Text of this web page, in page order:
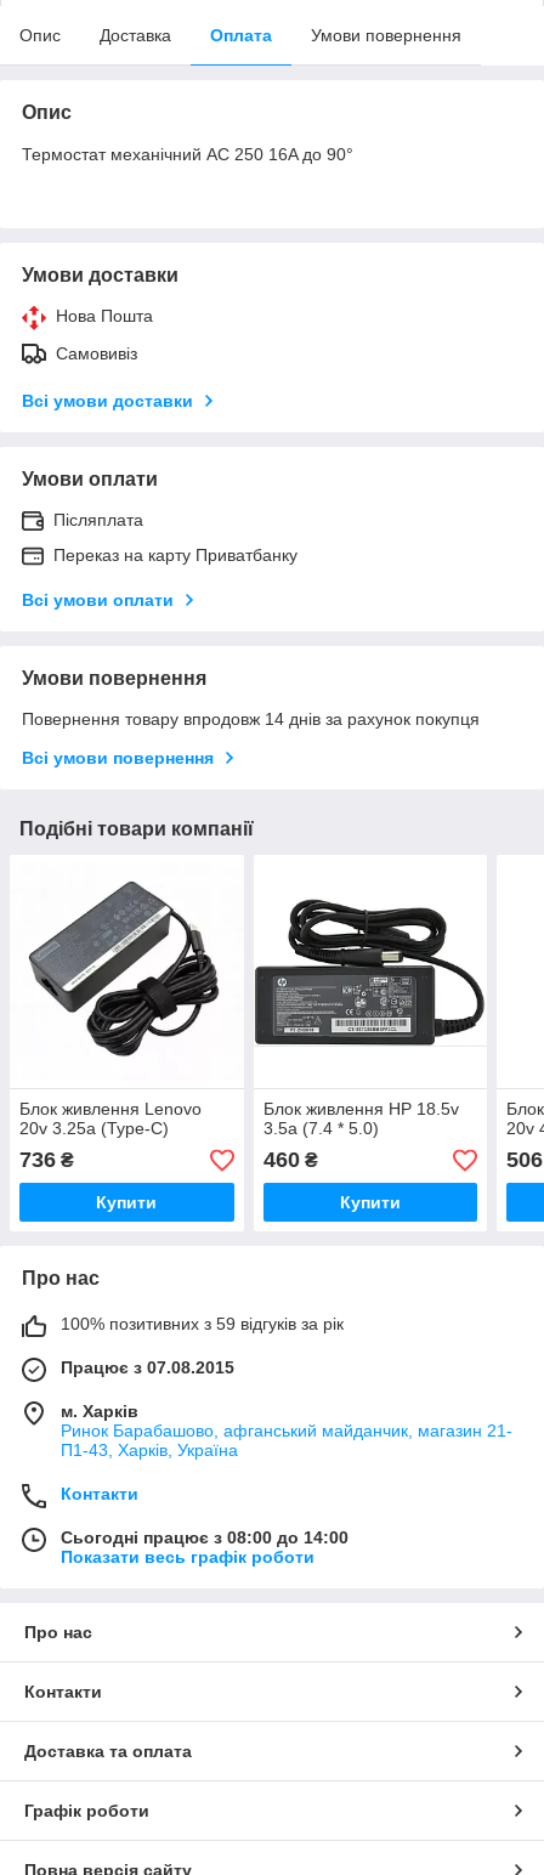
Опис Доставка Оплата Умови повернення
Опис
Термостат механічний AC 250 16A до 90°
Умови доставки
Нова Пошта
Самовивіз
Всі умови доставки
Умови оплати
Післяплата
Переказ на карту Приватбанку
Всі умови оплати
Умови повернення
Повернення товару впродовж 14 днів за рахунок покупця
Всі умови повернення
Подібні товари компанії
Блок живлення Lenovo
20v 3.25a (Type-C)
736 ₴
Купити
Блок живлення HP 18.5v
3.5a (7.4 * 5.0)
460₴
Купити
20v
506
Про нас
100% позитивних з 59 відгуків за рік
Працює з 07.08.2015
м. Харків
Ринок Барабашово, афганський майданчик, магазин 21-
П1-43, Харків, Україна
Контакти
Сьогодні працює з 08:00 до 14:00
Показати весь графік роботи
Про нас
Контакти
Доставка та оплата
Графік роботи
Повна версія сайту